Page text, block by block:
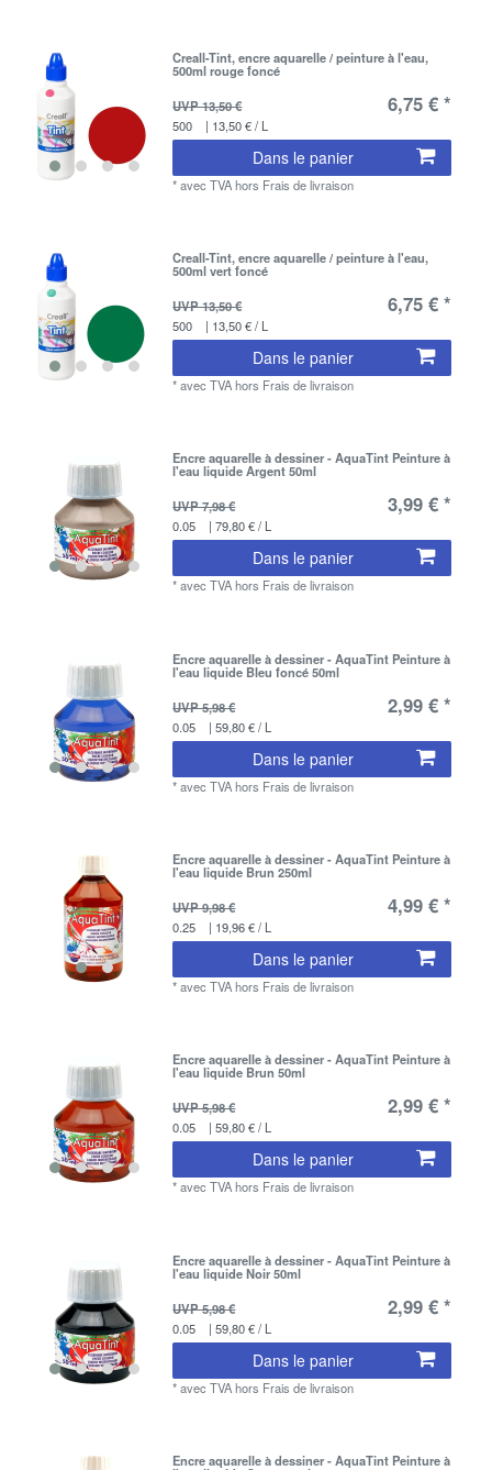
Creall-Tint, encre aquarelle / peinture à l'eau,
500ml rouge foncé
UVP 13,50 €
6,75 € *
500 | 13,50 € / L
Dans le panier
*avec TVAhors Frais de livraison
Creall-Tint, encre aquarelle / peinture à l'eau,
500ml vert foncé
UVP 13,50 €
6,75 € *
500 | 13,50 € / L
Dans le panier
*avec TVAhors Frais de livraison
Encre aquarelle à dessiner - AquaTint Peinture à
l'eau liquide Argent 50ml
UVP 7,98 €
3,99 € *
0.05 | 79,80 € / L
Dans le panier
*avec TVAhors Frais de livraison
Encre aquarelle à dessiner - AquaTint Peinture à
l'eau liquide Bleu foncé 50ml
UVP 5,98 €
2,99 € *
0.05 | 59,80 € / L
Dans le panier
*avec TVAhors Frais de livraison
Encre aquarelle à dessiner - AquaTint Peinture à
l'eau liquide Brun 250ml
UVP 9,98 €
4,99 € *
0.25 | 19,96 € / L
Dans le panier
*avec TVAhors Frais de livraison
Encre aquarelle à dessiner - AquaTint Peinture à
l'eau liquide Brun 50ml
UVP 5,98 €
2,99 € *
0.05 | 59,80 € / L
Dans le panier
*avec TVAhors Frais de livraison
Encre aquarelle à dessiner - AquaTint Peinture à
l'eau liquide Noir 50ml
UVP 5,98 €
2,99 € *
0.05 | 59,80 € / L
Dans le panier
*avec TVAhors Frais de livraison
Encre aquarelle à dessiner - AquaTint Peinture à